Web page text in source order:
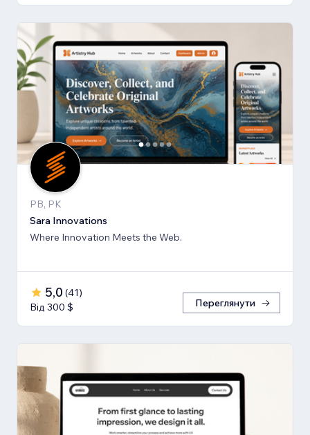
PB, PK
Sara Innovations
Where Innovation Meets the Web.
5,0 (41)
Від 300 $
Переглянути